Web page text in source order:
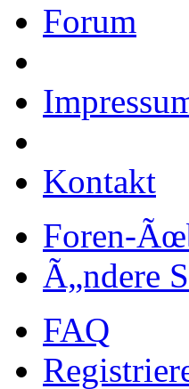
Forum
Kontakt
Foren-
Ã„ndere
FAQ